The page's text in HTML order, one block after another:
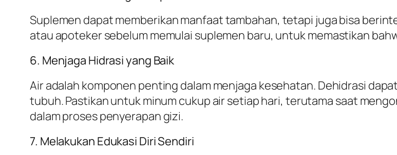
Suplemen dapat memberikan manfaat tambahan, tetapi juga bisa
atau apoteker sebelum memulai suplemen baru, untuk memastikan
6. Menjaga Hidrasi yang Baik
Air adalah komponen penting dalam menjaga kesehatan. Dehidrasi
tubuh. Pastikan untuk minum cukup air setiap hari, terutama saat
dalam proses penyerapan gizi.
7. Melakukan Edukasi Diri Sendiri